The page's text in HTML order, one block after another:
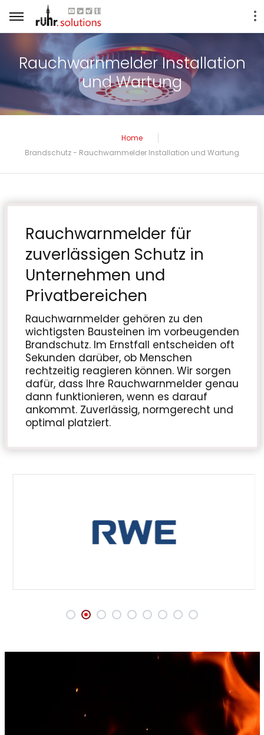
Rauchwarnmelder Installation
und Wartung
Home
Brandschutz - Rauchwarnmelder Installation und Wartung
Rauchwarnmelder für
zuverlässigen Schutz in
Unternehmen und
Privatbereichen
Rauchwarnmelder gehören zu den
wichtigsten Bausteinen im vorbeugenden
Brandschutz. Im Ernstfall entscheiden oft
Sekunden darüber, ob Menschen
rechtzeitig reagieren können. Wir sorgen
dafür, dass Ihre Rauchwarnmelder genau
dann funktionieren, wenn es darauf
ankommt. Zuverlässig, normgerecht und
optimal platziert.